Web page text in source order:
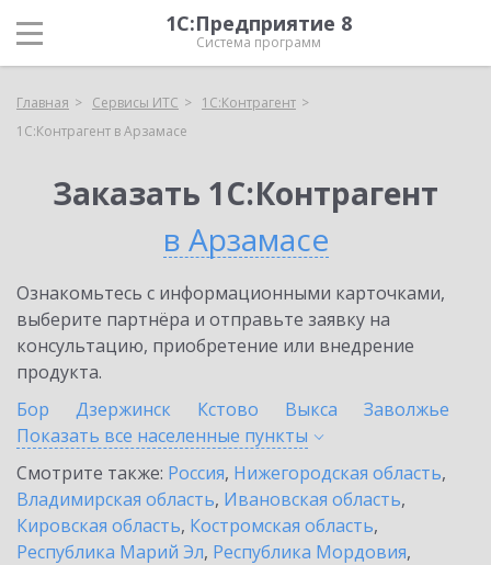
1С:Предприятие 8
Система программ
Главная Сервисы ИТС
1С:Контрагент
1С:Контрагент в Арзамасе
Заказать 1С:Контрагент
в Арзамасе
Ознакомьтесь с информационными карточками,
выберите партнёра и отправьте заявку на
консультацию, приобретение или внедрение
продукта.
Бор
Дзержинск Кстово Выкса
Заволжье
Показать все населенные пункты
Смотрите также: Россия, Нижегородская область,
Владимирская область, Ивановская область,
Кировская область, Костромская область,
Республика Марий Эл, Республика Мордовия,